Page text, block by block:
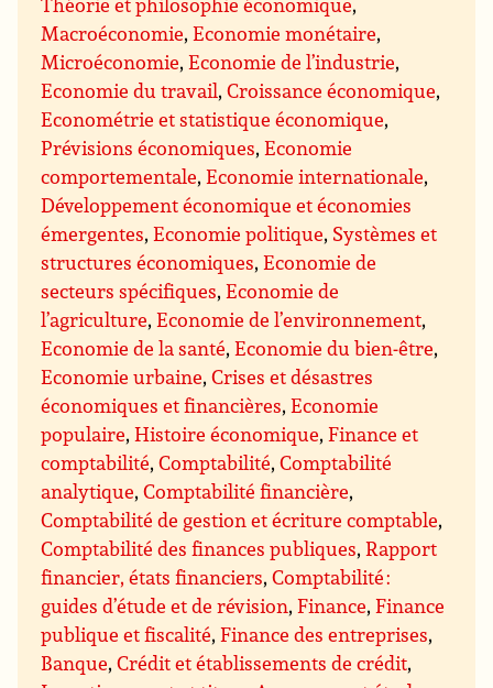
Macroéconomie,Economie monétaire,
Microéconomie,Economie de l’industrie,
Economie du travail,Croissance économique,
Econométrie et statistique économique,
Prévisions économiques,Economie
comportementale,Economie internationale,
Développement économique et économies
émergentes,Economie politique, Systèmes et
structures économiques,Economie de
secteurs spécifiques,Economie de
l’agriculture,Economie de l’environnement,
Economie de la santé,Economie du bien-être,
Economie urbaine,Crises et désastres
économiques et financières,Economie
populaire,Histoire économique,Finance et
comptabilité,Comptabilité,Comptabilité
analytique,Comptabilité financière,
Comptabilité de gestion et écriture comptable,
Comptabilité des finances publiques,Rapport
financier, états financiers,Comptabilité :
guides d’étude et de révision,Finance,Finance
publique et fiscalité,Finance des entreprises,
Banque,Crédit et établissements de crédit,